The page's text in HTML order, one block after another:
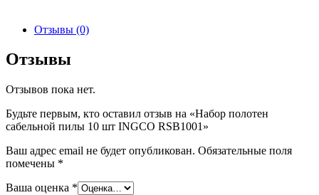
Отзывы (0)
Отзывы
Отзывов пока нет.
Будьте первым, кто оставил отзыв на «Набор полотен
сабельной пилы 10 шт INGCO RSB1001»
Ваш адрес email не будет опубликован. Обязательные поля
помечены *
Ваша оценка *